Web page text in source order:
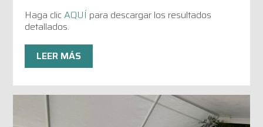
Haga clicAQUÍ para descargar los resultados
detallados.
LEER MÁS